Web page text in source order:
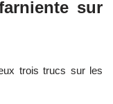
sur
trois trucs sur les